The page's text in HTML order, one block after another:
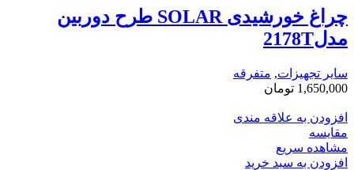
چراغ خورشیدی SOLAR طرح دوربین
مدل2178T
سایر تجهیزات, متفرقه
1,650,000 تومان
افزودن به علاقه مندی
مقایسه
مشاهده سریع
افزودن به سبد خرید